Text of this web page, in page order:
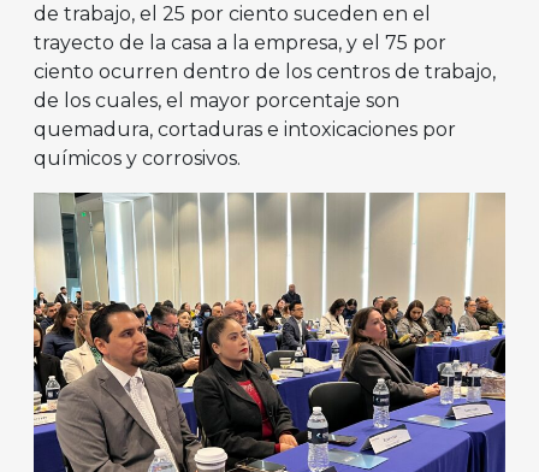
de trabajo, el 25 por ciento suceden en el
trayecto de la casa a la empresa, y el 75 por
ciento ocurren dentro de los centros de trabajo,
de los cuales, el mayor porcentaje son
quemadura, cortaduras e intoxicaciones por
químicos y corrosivos.